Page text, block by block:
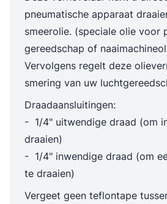
pneumatische apparaat
smeerolie. (speciale olie voor
gereedschap of
Vervolgens regelt deze
smering van uw
Draadaansluitingen:
- 1/4" uitwendige draad (om
draaien)
- 1/4" inwendige draad (om
te draaien)
Vergeet geen teflontape